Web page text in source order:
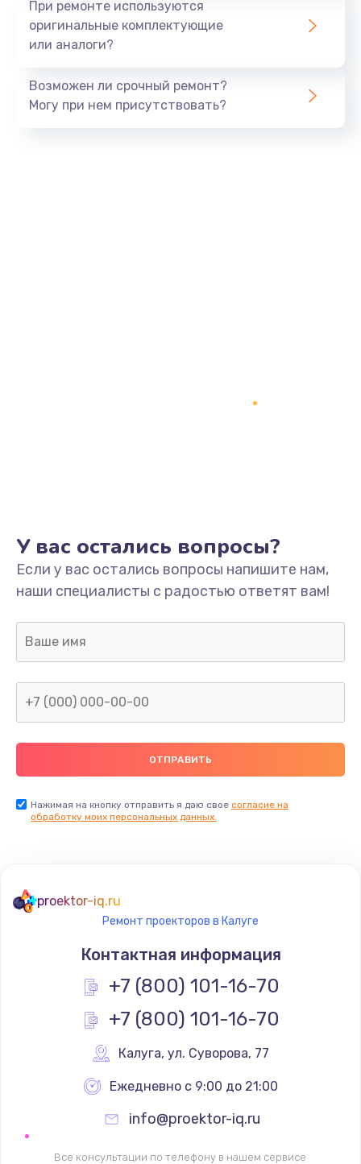
При ремонте используются
оригинальные комплектующие
или аналоги?
Возможен ли срочный ремонт?
Могу при нем присутствовать?
У вас остались вопросы?
Если у вас остались вопросы напишите нам,
наши специалисты с радостью ответят вам!
Нажимая на кнопку отправить я даю свое согласие на
обработку моих персональных данных.
proektor-iq.ru
Ремонт проекторов в Калуге
Контактная информация
+7 (800) 101-16-70
+7 (800) 101-16-70
Калуга, ул. Суворова, 77
Ежедневно с 9:00 до 21:00
info@proektor-iq.ru
Все консультации по телефону в нашем сервисе